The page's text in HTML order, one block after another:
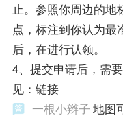
止。参照你周边的地
点，标注到你认为最
后，在进行认领。
4、提交申请后，需
见：链接
一根小辫子 地图